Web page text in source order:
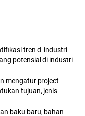
tren di industri
potensial di industri
mengatur project
tujuan, jenis
baku baru, bahan